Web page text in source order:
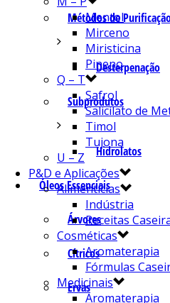
Métodos de
Desterpenação
Subprodutos
Hidrolatos
Óleos Essenciais
Árvores
Cítricos
Ervas
Mentol
Mirceno
Miristicina
Pineno
Q – T
Safrol
Salicilato de
Timol
Tujona
U – Z
P&D e Aplicações
Alimentícias
Indústria
Receitas
Cosméticas
Aromaterapia
Fórmulas
Medicinais
Aromaterapia